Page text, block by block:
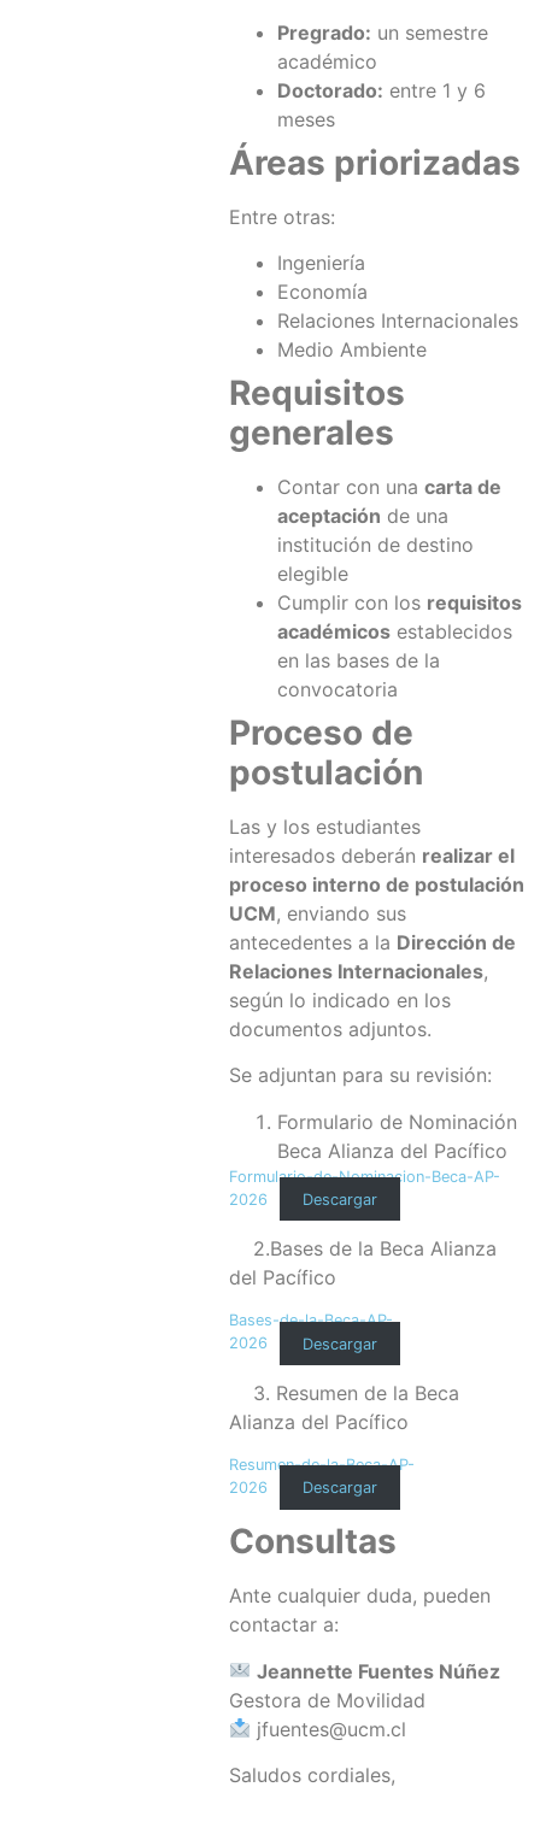
Pregrado: un semestre
académico
Doctorado: entre 1 y 6
meses
Áreas priorizadas
Entre otras:
Ingeniería
Economía
Relaciones Internacionales
Medio Ambiente
Requisitos
generales
Contar con una carta de
aceptación de una
institución de destino
elegible
Cumplir con los requisitos
académicos establecidos
en las bases de la
convocatoria
Proceso de
postulación
Las y los estudiantes
interesados deberán realizar el
proceso interno de postulación
UCM, enviando sus
antecedentes a la Dirección de
Relaciones Internacionales,
según lo indicado en los
documentos adjuntos.
Se adjuntan para su revisión:
Formulario de Nominación
Beca Alianza del Pacífico
Formulario-de-Nominacion-Beca-AP-
2026
Descargar
2.Bases de la Beca Alianza
del Pacífico
Bases-de-la-Beca-AP-
2026
Descargar
3. Resumen de la Beca
Alianza del Pacífico
Resumen-de-la-Beca-AP-
2026
Descargar
Consultas
Ante cualquier duda, pueden
contactar a:
Jeannette Fuentes Núñez
Gestora de Movilidad
jfuentes@ucm.cl
Saludos cordiales,